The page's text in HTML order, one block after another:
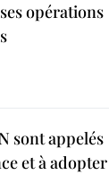
opérations
sont appelés
et à adopter